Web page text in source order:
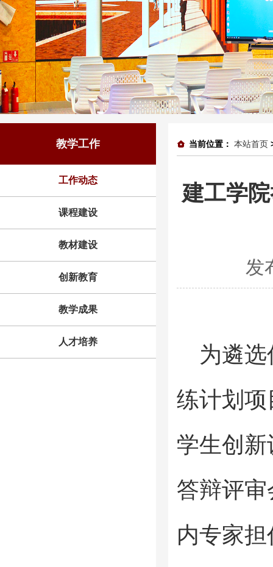
教学工作
工作动态
课程建设
教材建设
创新教育
教学成果
人才培养
当前位置： 本站首页
建工学
发
为遴
练计划项
学生创
答辩评
内专家